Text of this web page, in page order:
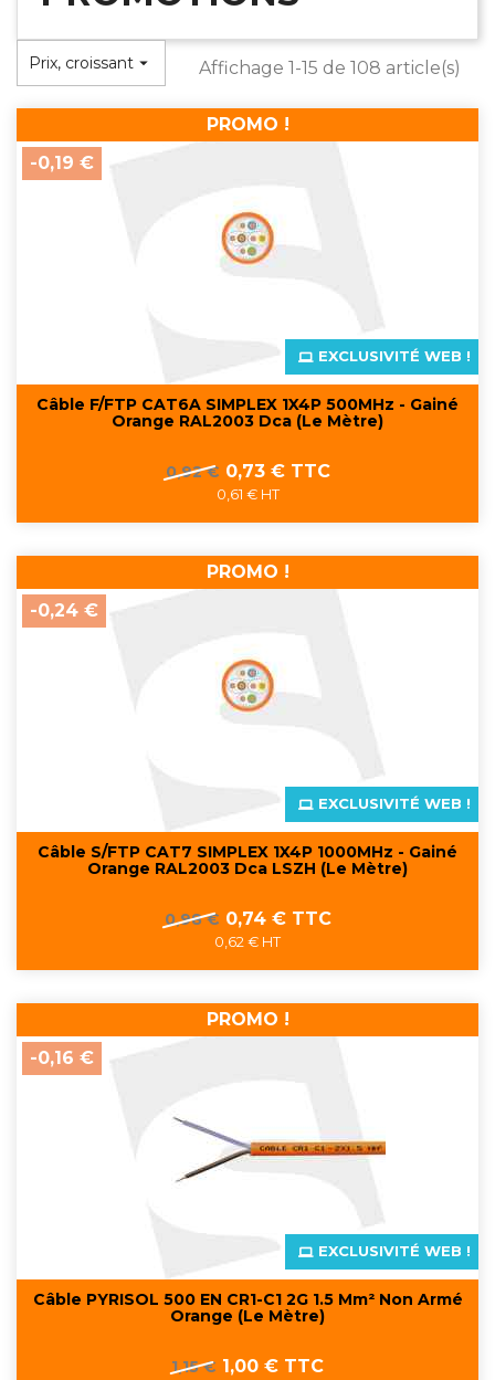
Prix, croissant  Affichage 1-15 de 108 article(s)
Câble F/FTP CAT6A SIMPLEX 1X4P 500MHz - Gainé
Orange RAL2003 Dca (Le Mètre)
Prix
0,92 € Prix
0,73 € TTC
0,61 € HT
EXCLUSIVITÉ WEB !
PROMO !
-0,19 €
Câble S/FTP CAT7 SIMPLEX 1X4P 1000MHz - Gainé
Orange RAL2003 Dca LSZH (Le Mètre)
Prix
0,98 € Prix
0,74 € TTC
0,62 € HT
EXCLUSIVITÉ WEB !
PROMO !
-0,24 €
Câble PYRISOL 500 EN CR1-C1 2G 1.5 Mm² Non Armé
Orange (Le Mètre)
Prix
1,15 € Prix
1,00 € TTC
EXCLUSIVITÉ WEB !
PROMO !
-0,16 €